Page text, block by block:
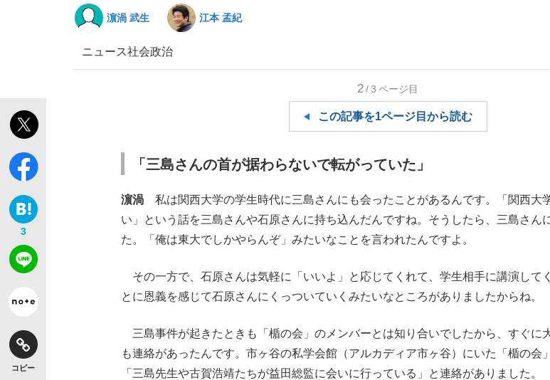
【独自】昭和の大女優・小川真由美（享年86）が鹿児島で3月に死去し...
《VIVANT》頼れる相棒・ドラムが認めた“照ノ富士に激怒され...
濵渦 武生 江本 孟紀
ニュース社会政治
3
コピー
2/3 ページ目
この記事を1ページ目から読む
「三島さんの首が据わらないで転がっていた」
濵渦 私は関西大学の学生時代に三島さんにも会ったことがあるんです。「関西大
い」という話を三島さんや石原さんに持ち込んだんですね。そうしたら、三島さん
た。「俺は東大でしかやらんぞ」みたいなことを言われたんですよ。
その一方で、石原さんは気軽に「いいよ」と応じてくれて、学生相手に講演して
とに恩義を感じて石原さんにくっついていくみたいなところがありましたからね。
三島事件が起きたときも「楯の会」のメンバーとは知り合いでしたから、すぐに
も連絡があったんです。市ヶ谷の私学会館（アルカディア市ヶ谷）にいた「楯の会
「三島先生や古賀浩靖たちが益田総監に会いに行っている」と連絡がありました。